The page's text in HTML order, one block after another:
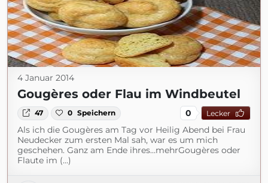
4 Januar 2014
Gougères oder Flau im Windbeutel
47 0 Speichern 0 Lecker
Als ich die Gougères am Tag vor Heilig Abend bei Frau
Neudecker zum ersten Mal sah, war es um mich
geschehen. Ganz am Ende ihres…mehrGougères oder
Flaute im (...)